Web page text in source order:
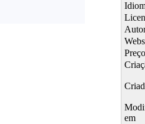
Preço
em